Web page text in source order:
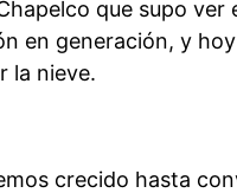
que supo
en generación, y
la nieve.
crecido hasta